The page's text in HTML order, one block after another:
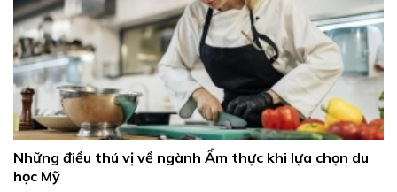
Những điều thú vị về ngành Ẩm thực khi lựa chọn du
học Mỹ